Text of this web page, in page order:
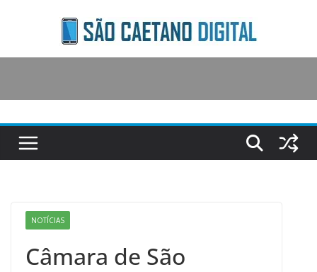
content
NOTÍCIAS
Câmara de São